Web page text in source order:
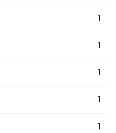
1
1
1
1
1